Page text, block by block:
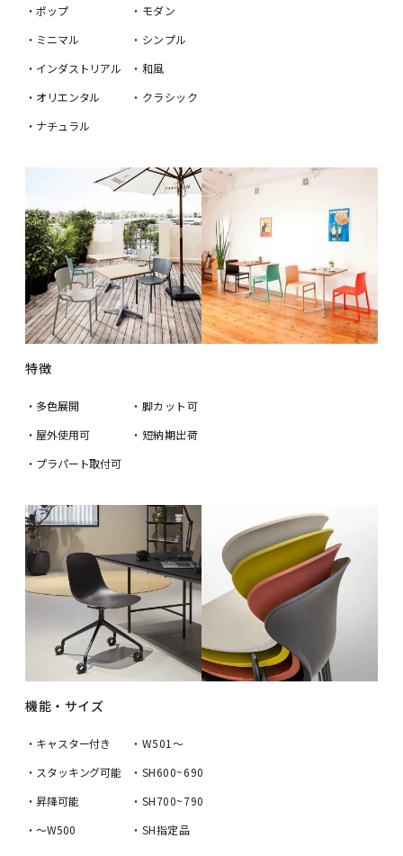
・ポップ
・ミニマル
・インダストリアル
・オリエンタル
・ナチュラル
・モダン
・シンプル
・和風
・クラシック
特徴
・多色展開
・屋外使用可
・プラパート取付可
・脚カット可
・短納期出荷
機能・サイズ
・キャスター付き
・スタッキング可能
・昇降可能
・〜W500
・W501〜
・SH600~690
・SH700~790
・SH指定品